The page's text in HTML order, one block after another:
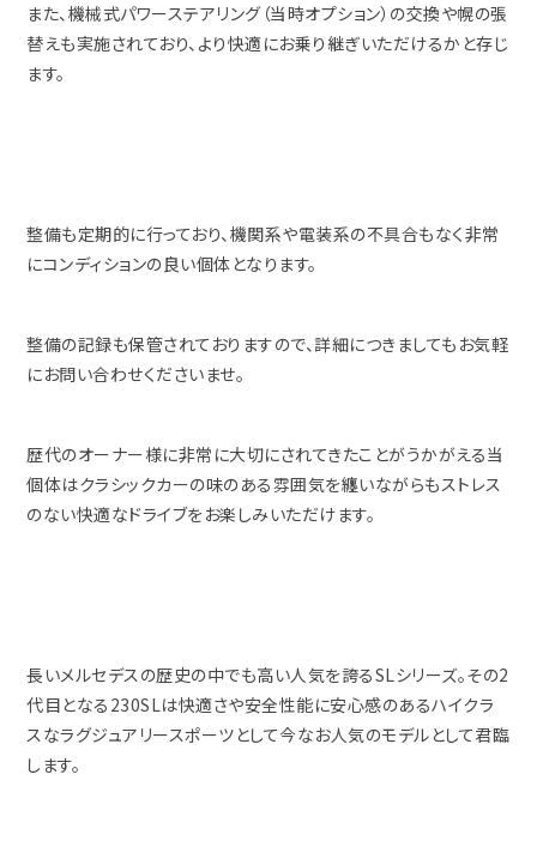
また、機械式パワーステアリング（当時オプション）の交換や幌の張
替えも実施されており、より快適にお乗り継ぎいただけるかと存じ
ます。
整備も定期的に行っており、機関系や電装系の不具合もなく非常
にコンディションの良い個体となります。
整備の記録も保管されておりますので、詳細につきましてもお気軽
にお問い合わせくださいませ。
歴代のオーナー様に非常に大切にされてきたことがうかがえる当
個体はクラシックカーの味のある雰囲気を纏いながらもストレス
のない快適なドライブをお楽しみいただけます。
長いメルセデスの歴史の中でも高い人気を誇るSLシリーズ。その2
代目となる230SLは快適さや安全性能に安心感のあるハイクラ
スなラグジュアリースポーツとして今なお人気のモデルとして君臨
します。